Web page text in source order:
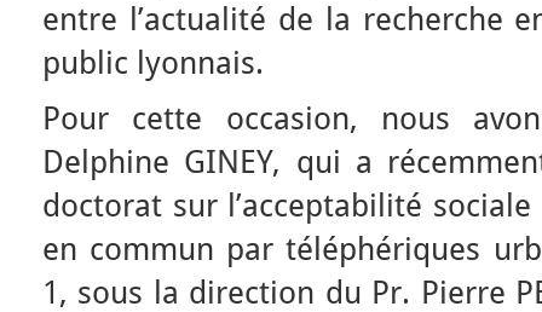
entre l’actualité de la recherche
public lyonnais.
Pour cette occasion, nous
Delphine GINEY, qui a
doctorat sur l’acceptabilité
en commun par téléphériques
1, sous la direction du Pr. Pierre